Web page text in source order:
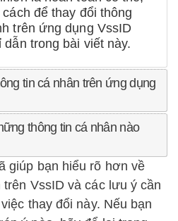
để thay đổi thông
trên ứng dụng VssID
trong bài viết này.
tin cá nhân trên ứng dụng
thông tin cá nhân nào
giúp bạn hiểu rõ hơn về
VssID và các lưu ý cần
thay đổi này. Nếu bạn